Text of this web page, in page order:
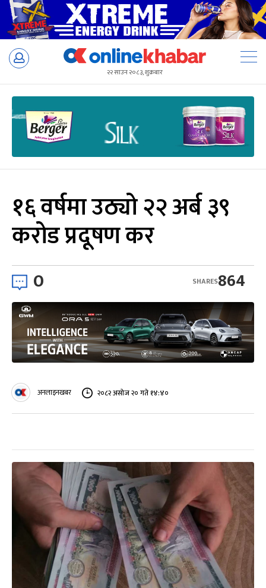
Skip
२२ साउन २०८३, शुक्रबार
१६ वर्षमा उठ्यो २२ अर्ब ३९
करोड प्रदूषण कर
0 864
SHARES
अनलाइनखबर २०८२ असोज २० गते १४:४०